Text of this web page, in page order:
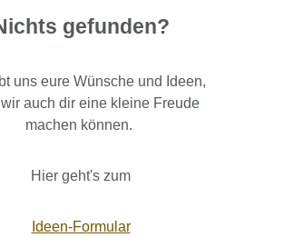
gefunden?
uns eure Wünsche und Ideen,
auch dir eine kleine Freude
machen können.
Hier geht's zum
Ideen-Formular